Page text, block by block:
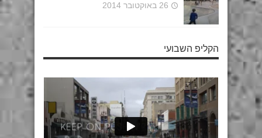
26 באוקטובר 2014
הקליפ השבועי